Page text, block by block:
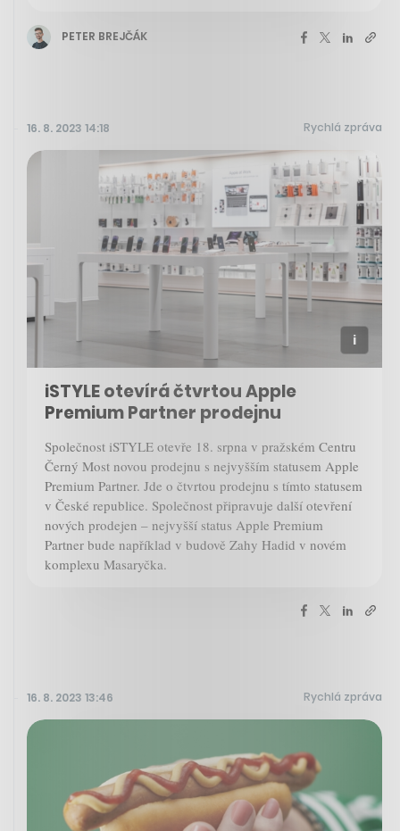
PETER BREJČÁK
16. 8. 2023 14:18 Rychlá zpráva
iSTYLE otevírá čtvrtou Apple
Premium Partner prodejnu
Společnost iSTYLE otevře 18. srpna v pražském Centru
Černý Most novou prodejnu s nejvyšším statusem Apple
Premium Partner. Jde o čtvrtou prodejnu s tímto statusem
v České republice. Společnost připravuje další otevření
nových prodejen – nejvyšší status Apple Premium
Partner bude například v budově Zahy Hadid v novém
komplexu Masaryčka.
16. 8. 2023 13:46 Rychlá zpráva